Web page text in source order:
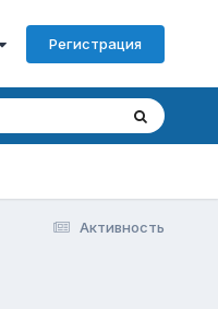
Регистрация
Активность